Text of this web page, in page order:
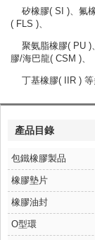
矽橡膠( SI )、氟橡
( FLS )、
聚氨脂橡膠( PU )
膠/海巴龍( CSM )、
丁基橡膠( IIR ) 等
產品目錄
包鐵橡膠製品
橡膠墊片
橡膠油封
O型環